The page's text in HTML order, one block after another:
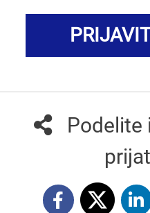
Podelite